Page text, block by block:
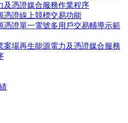
及憑證媒合服務作業程序
憑證線上競標交易功能
憑證單一電號多用戶交易輔導示範
案場再生能源電力及憑證媒合服務